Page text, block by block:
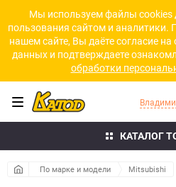
Мы используем файлы cookies
пользования сайтом и аналитики.
нашем сайте, Вы даёте согласие
данных и подтверждаете
обработки
КАТАЛОГ
По марке и модели Mitsubishi